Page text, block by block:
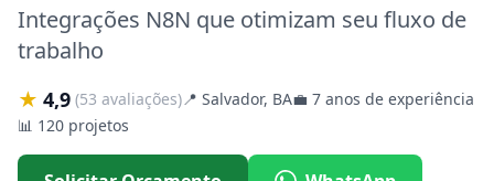
Integrações N8N que otimizam seu fluxo de
trabalho
★ 4,9 (53 avaliações)📍 Salvador, BA💼 7 anos de experiência
📊 120 projetos